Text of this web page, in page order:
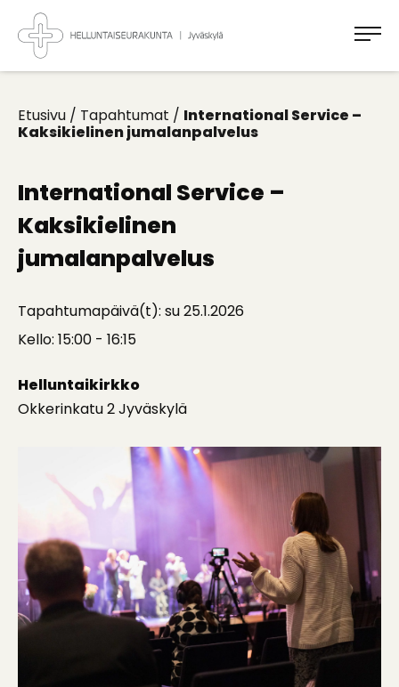
Takaisin
ylös
Jyväskylän
Helluntaiseurakunta
Koti
Etusivu / Tapahtumat / International Service –
Kaksikielinen jumalanpalvelus
International Service –
Kaksikielinen
jumalanpalvelus
Tapahtumapäivä(t): su 25.1.2026
Kello: 15:00 - 16:15
Helluntaikirkko
Okkerinkatu 2 Jyväskylä